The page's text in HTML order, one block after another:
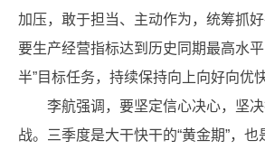
加压，敢于担当、主动作为，统筹抓
要生产经营指标达到历史同期最高水
半”目标任务，持续保持向上向好向优
李航强调，要坚定信心决心，坚
战。三季度是大干快干的“黄金期”，